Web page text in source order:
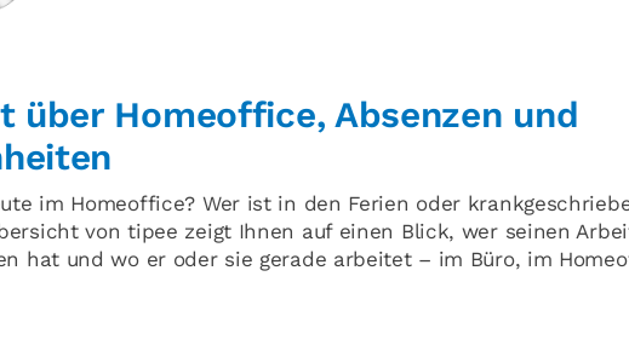
über Homeoffice, Absenzen und
im Homeoffice? Wer ist in den Ferien oder
von tipee zeigt Ihnen auf einen Blick, wer seinen
hat und wo er oder sie gerade arbeitet – im Büro, im